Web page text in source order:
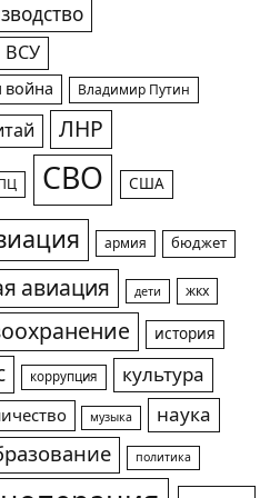
ВСУ
война Владимир Путин
ЛНР
СВО США
армия бюджет
авиация дети жкх
история
коррупция
культура
музыка
наука
политика